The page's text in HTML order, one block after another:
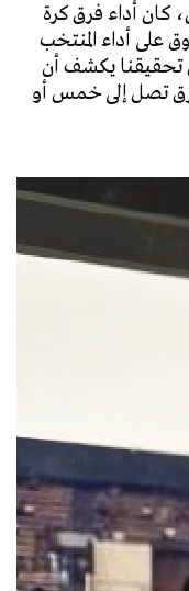
أداء فرق كرة
أداء المنتخب
تحقيقنا يكشف أن
تصل إلى خمس أو